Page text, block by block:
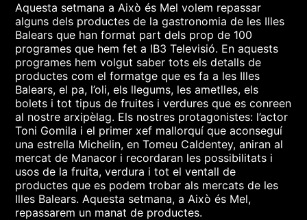
Aquesta setmana a Això és Mel volem repassar
alguns dels productes de la gastronomia de les Illes
Balears que han format part dels prop de 100
programes que hem fet a IB3 Televisió. En aquests
programes hem volgut saber tots els detalls de
productes com el formatge que es fa a les Illes
Balears, el pa, l’oli, els llegums, les ametlles, els
bolets i tot tipus de fruites i verdures que es conreen
al nostre arxipèlag. Els nostres protagonistes: l’actor
Toni Gomila i el primer xef mallorquí que aconseguí
una estrella Michelin, en Tomeu Caldentey, aniran al
mercat de Manacor i recordaran les possibilitats i
usos de la fruita, verdura i tot el ventall de
productes que es podem trobar als mercats de les
Illes Balears. Aquesta setmana, a Això és Mel,
repassarem un manat de productes.